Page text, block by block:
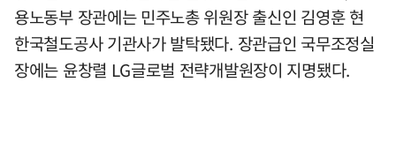
용노동부 장관에는 민주노총 위원장 출신인 김영훈 현
한국철도공사 기관사가 발탁됐다. 장관급인 국무조정실
장에는 윤창렬 LG글로벌 전략개발원장이 지명됐다.